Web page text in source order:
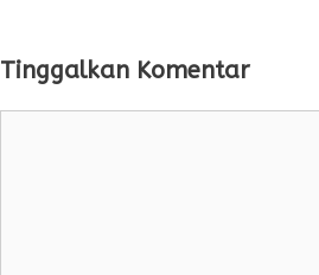
Tinggalkan Komentar